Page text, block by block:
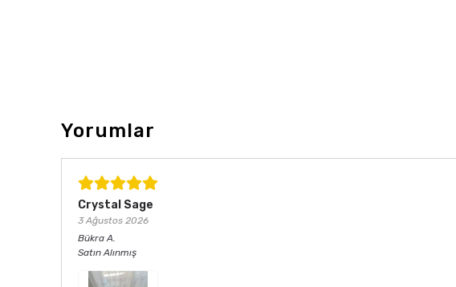
Yorumlar
Crystal Sage
3 Ağustos 2026
Bükra A.
Satın Alınmış